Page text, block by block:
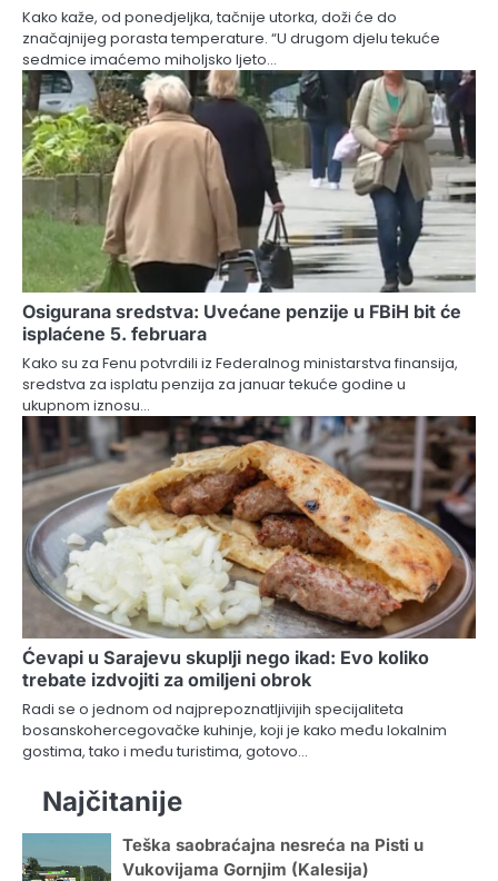
Kako kaže, od ponedjeljka, tačnije utorka, doži će do
značajnijeg porasta temperature. “U drugom djelu tekuće
sedmice imaćemo miholjsko ljeto…
Osigurana sredstva: Uvećane penzije u FBiH bit će
isplaćene 5. februara
Kako su za Fenu potvrdili iz Federalnog ministarstva finansija,
sredstva za isplatu penzija za januar tekuće godine u
ukupnom iznosu…
Ćevapi u Sarajevu skuplji nego ikad: Evo koliko
trebate izdvojiti za omiljeni obrok
Radi se o jednom od najprepoznatljivijih specijaliteta
bosanskohercegovačke kuhinje, koji je kako među lokalnim
gostima, tako i među turistima, gotovo…
Najčitanije
Teška saobraćajna nesreća na Pisti u
Vukovijama Gornjim (Kalesija)